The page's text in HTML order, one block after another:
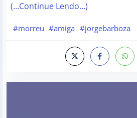
(…Continue Lendo…)
#morreu #amiga #jorgebarboza